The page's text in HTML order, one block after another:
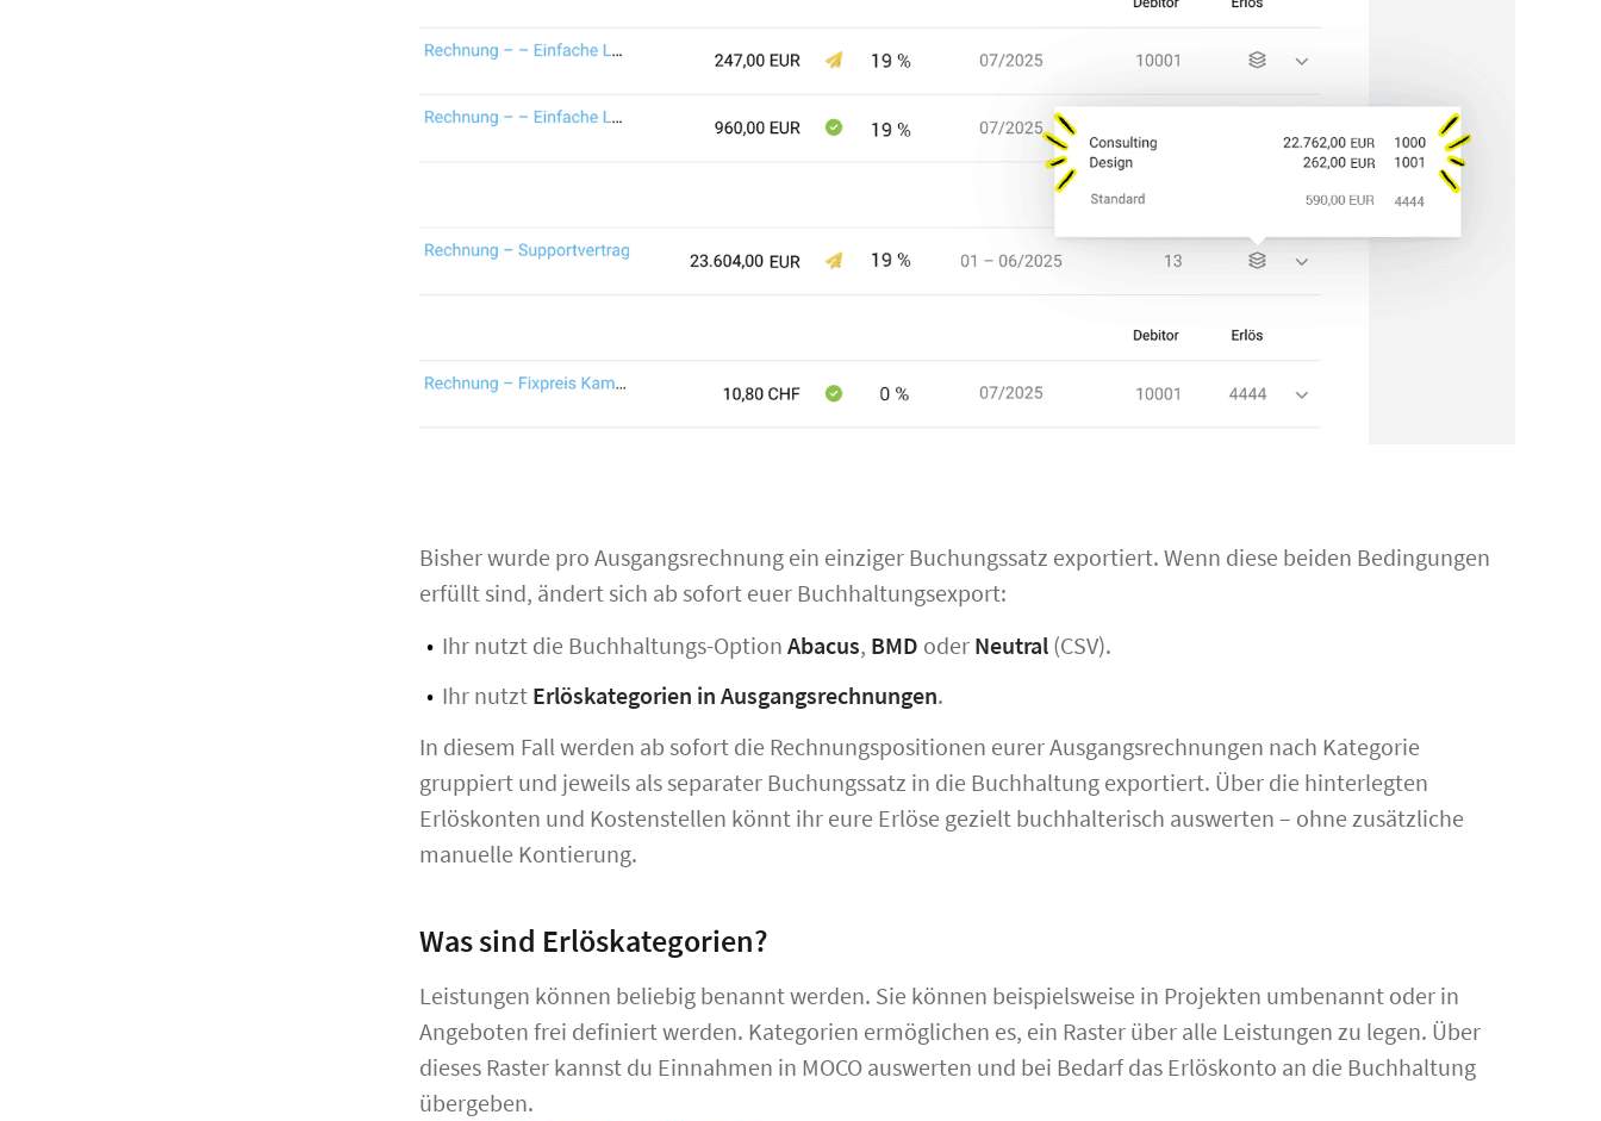
Bisher wurde pro Ausgangsrechnung ein einziger Buchungssatz exportiert. Wenn diese beiden Bedingungen
erfüllt sind, ändert sich ab sofort euer Buchhaltungsexport:
Ihr nutzt die Buchhaltungs-Option Abacus, BMD oder Neutral (CSV).
Ihr nutzt Erlöskategorien in Ausgangsrechnungen.
In diesem Fall werden ab sofort die Rechnungspositionen eurer Ausgangsrechnungen nach Kategorie
gruppiert und jeweils als separater Buchungssatz in die Buchhaltung exportiert. Über die hinterlegten
Erlöskonten und Kostenstellen könnt ihr eure Erlöse gezielt buchhalterisch auswerten – ohne zusätzliche
manuelle Kontierung.
Was sind Erlöskategorien?
Leistungen können beliebig benannt werden. Sie können beispielsweise in Projekten umbenannt oder in
Angeboten frei definiert werden. Kategorien ermöglichen es, ein Raster über alle Leistungen zu legen. Über
dieses Raster kannst du Einnahmen in MOCO auswerten und bei Bedarf das Erlöskonto an die Buchhaltung
übergeben.